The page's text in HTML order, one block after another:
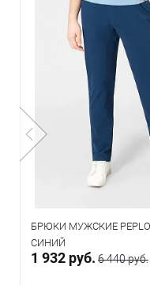
БРЮКИ МУЖСКИЕ
СИНИЙ
1 932 руб. 6 440 руб.